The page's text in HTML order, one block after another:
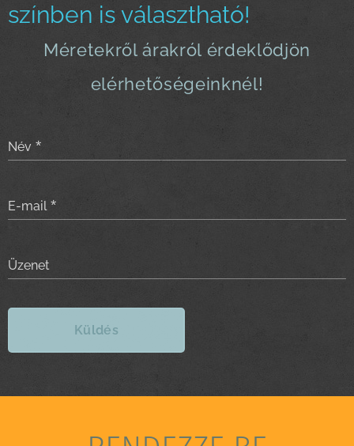
színben is választható!
Méretekről árakról érdeklődjön
elérhetőségeinknél!
Név
E-mail
Üzenet
Küldés